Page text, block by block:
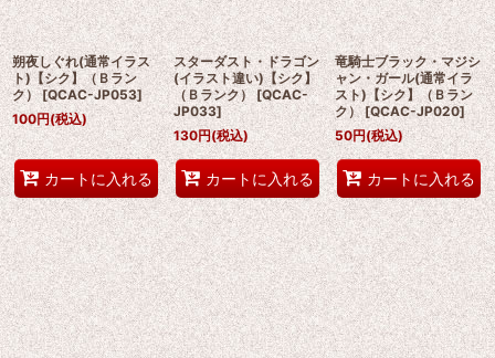
朔夜しぐれ(通常イラス
ト)【シク】（Ｂラン
ク） [QCAC-JP053]
100円(税込)
カートに入れる
スターダスト・ドラゴン
(イラスト違い)【シク】
（Ｂランク） [QCAC-
JP033]
130円(税込)
カートに入れる
竜騎士ブラック・マジシ
ャン・ガール(通常イラ
スト)【シク】（Ｂラン
ク） [QCAC-JP020]
50円(税込)
カートに入れる